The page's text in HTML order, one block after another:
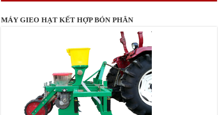
MÁY GIEO HẠT KẾT HỢP BÓN PHÂN